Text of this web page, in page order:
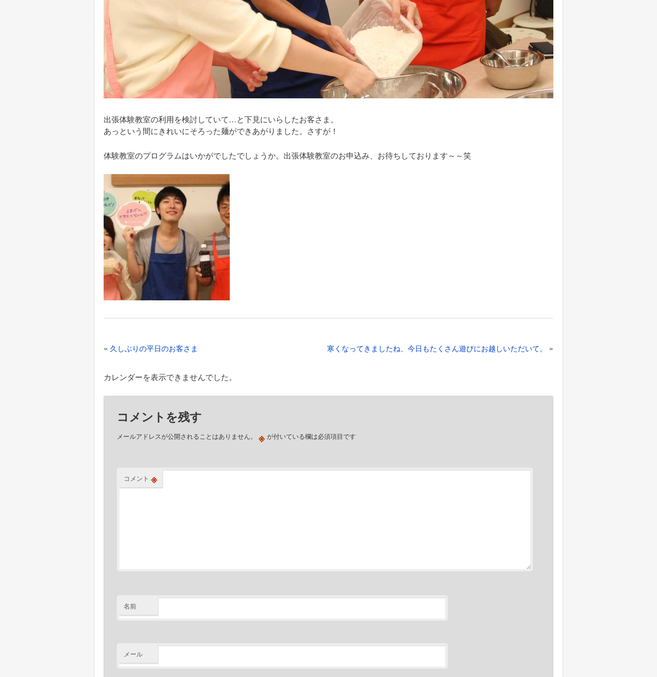
出張体験教室の利用を検討していて…と下見にいらしたお客さま。
あっという間にきれいにそろった麺ができあがりました。さすが！
体験教室のプログラムはいかがでしたでしょうか。出張体験教室のお申込み、お待ちしております～～笑
投
ナ
寒くなってきましたね、今日もたくさん遊びにお越しいただいて。 »
« 久しぶりの平日のお客さま
カレンダーを表示できませんでした。
コメントを残す
メールアドレスが公開されることはありません。 ※ が付いている欄は必須項目です
コメント ※
名前
メール